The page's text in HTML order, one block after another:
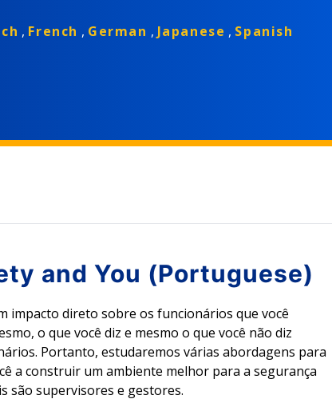
, French , German , Japanese , Spanish
and You (Portuguese)
impacto direto sobre os funcionários que você
o que você diz e mesmo o que você não diz
Portanto, estudaremos várias abordagens para
a construir um ambiente melhor para a segurança
são supervisores e gestores.